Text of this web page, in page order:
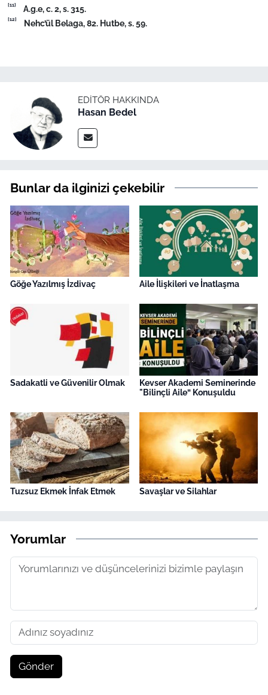
[11] A.g.e, c. 2, s. 315.
[12] Nehc’ül Belaga, 82. Hutbe, s. 59.
EDITÖR HAKKINDA
Hasan Bedel
Bunlar da ilginizi çekebilir
Göğe Yazılmış İzdivaç Aile İlişkileri ve İnatlaşma
Sadakatli ve Güvenilir Olmak
Kevser Akademi Seminerinde
"Bilinçli Aile” Konuşuldu
Tuzsuz Ekmek İnfak Etmek Savaşlar ve Silahlar
Yorumlar
Gönder